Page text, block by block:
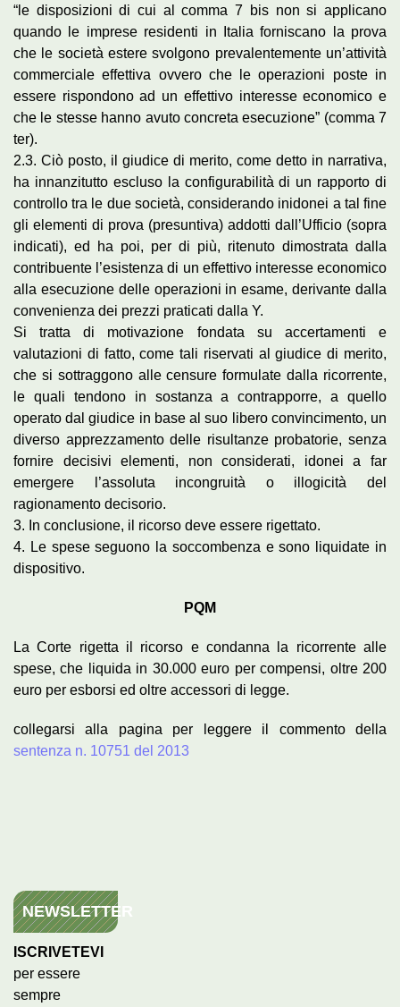
“le disposizioni di cui al comma 7 bis non si applicano
quando le imprese residenti in Italia forniscano la prova
che le società estere svolgono prevalentemente un’attività
commerciale effettiva ovvero che le operazioni poste in
essere rispondono ad un effettivo interesse economico e
che le stesse hanno avuto concreta esecuzione” (comma 7
ter).
2.3. Ciò posto, il giudice di merito, come detto in narrativa,
ha innanzitutto escluso la configurabilità di un rapporto di
controllo tra le due società, considerando inidonei a tal fine
gli elementi di prova (presuntiva) addotti dall’Ufficio (sopra
indicati), ed ha poi, per di più, ritenuto dimostrata dalla
contribuente l’esistenza di un effettivo interesse economico
alla esecuzione delle operazioni in esame, derivante dalla
convenienza dei prezzi praticati dalla Y.
Si tratta di motivazione fondata su accertamenti e
valutazioni di fatto, come tali riservati al giudice di merito,
che si sottraggono alle censure formulate dalla ricorrente,
le quali tendono in sostanza a contrapporre, a quello
operato dal giudice in base al suo libero convincimento, un
diverso apprezzamento delle risultanze probatorie, senza
fornire decisivi elementi, non considerati, idonei a far
emergere l’assoluta incongruità o illogicità del
ragionamento decisorio.
3. In conclusione, il ricorso deve essere rigettato.
4. Le spese seguono la soccombenza e sono liquidate in
dispositivo.
PQM
La Corte rigetta il ricorso e condanna la ricorrente alle
spese, che liquida in 30.000 euro per compensi, oltre 200
euro per esborsi ed oltre accessori di legge.
collegarsi alla pagina per leggere il commento della
sentenza n. 10751 del 2013
NEWSLETTER
ISCRIVETEVI
per essere
sempre